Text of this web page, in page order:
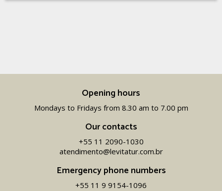
Opening hours
Mondays to Fridays from 8.30 am to 7.00 pm
Our contacts
+55 11 2090-1030
atendimento@levitatur.com.br
Emergency phone numbers
+55 11 9 9154-1096‬